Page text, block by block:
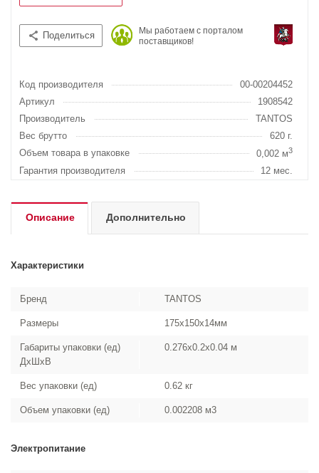
Поделиться
Мы работаем с порталом
поставщиков!
Код производителя
00-00204452
Артикул
1908542
Производитель
TANTOS
Вес брутто
620 г.
Объем товара в упаковке
0,002 м3
Гарантия производителя 12 мес.
Описание Дополнительно
Характеристики
Бренд TANTOS
Размеры 175x150x14мм
Габариты упаковки (ед)
ДхШхВ
0.276x0.2x0.04 м
Вес упаковки (ед) 0.62 кг
Объем упаковки (ед) 0.002208 м3
Электропитание